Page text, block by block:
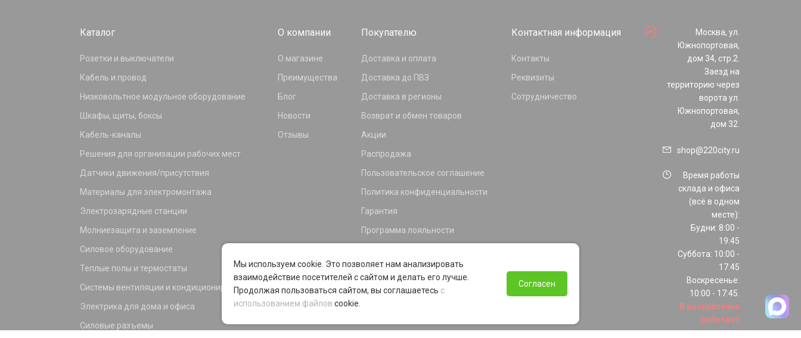
Каталог
Розетки и выключатели
Кабель и провод
Низковольтное модульное оборудование
Шкафы, щиты, боксы
Кабель-каналы
Решения для организации рабочих мест
Датчики движения/присутствия
Материалы для электромонтажа
Электрозарядные станции
Молниезащита и заземление
Силовое оборудование
Теплые полы и термостаты
Системы вентиляции и кондиционирования
Электрика для дома и офиса
Силовые разъемы
О компании
О магазине
Преимущества
Блог
Новости
Отзывы
Покупателю
Доставка и оплата
Доставка до ПВЗ
Доставка в регионы
Возврат и обмен товаров
Акции
Распродажа
Пользовательское соглашение
Политика конфиденциальности
Гарантия
Программа лояльности
Контактная информация
Контакты
Реквизиты
Сотрудничество
Москва, ул.
Южнопортовая,
дом 34, стр.2.
Заезд на
территорию через
ворота ул.
Южнопортовая,
дом 32.
shop@220city.ru
Время работы
склада и офиса
(всё в одном
месте):
Будни: 8:00 -
19:45
Суббота: 10:00 -
17:45
Воскресенье:
10:00 - 17:45.
В воскресенье
работает
только шоурум!
Мы используем cookie. Это позволяет нам анализировать
взаимодействие посетителей с сайтом и делать его лучше.
Продолжая пользоваться сайтом, вы соглашаетесь с
использованием файлов cookie.
Согласен